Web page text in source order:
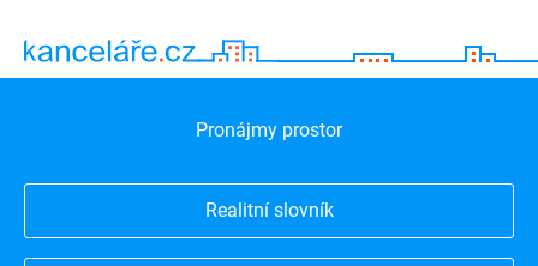
Pronájmy prostor
Realitní slovník